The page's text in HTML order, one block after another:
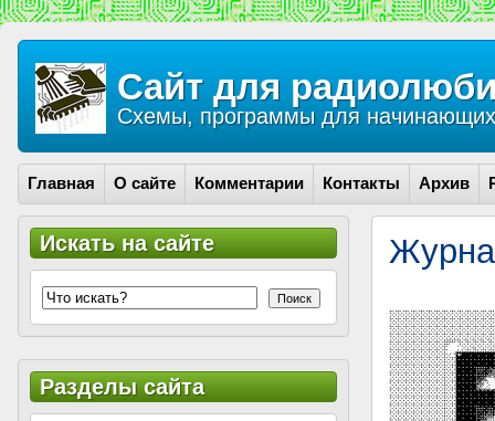
Сайт для
Схемы, программы для
Главная О сайте Комментарии Контакты Архив
Искать на сайте
Поиск
Разделы сайта